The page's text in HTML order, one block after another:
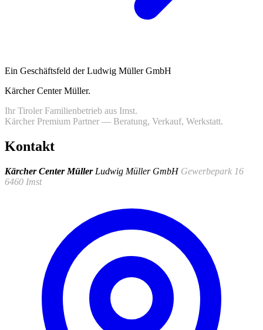
Ein Geschäftsfeld der Ludwig Müller GmbH
Kärcher Center Müller.
Ihr Tiroler Familienbetrieb aus Imst.
Kärcher Premium Partner — Beratung, Verkauf, Werkstatt.
Kontakt
Kärcher Center Müller Ludwig Müller GmbH Gewerbepark 16
6460 Imst